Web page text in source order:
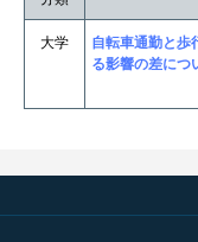
大学
自転車通勤と歩
る影響の差につ